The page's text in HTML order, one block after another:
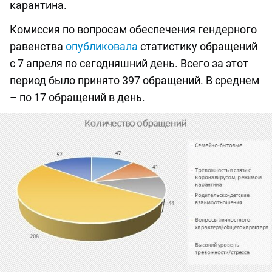
карантина.
Комиссия по вопросам обеспечения гендерного
равенства опубликовала статистику обращений
с 7 апреля по сегодняшний день. Всего за этот
период было принято 397 обращений. В среднем
– по 17 обращений в день.